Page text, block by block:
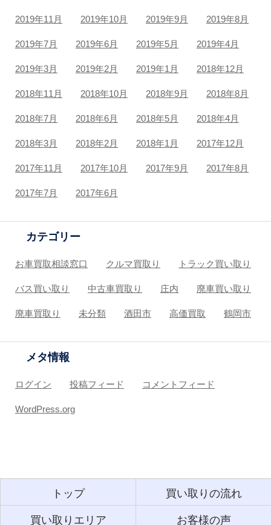
2019年11月 2019年10月 2019年9月 2019年8月
2019年7月 2019年6月 2019年5月 2019年4月
2019年3月 2019年2月 2019年1月 2018年12月
2018年11月 2018年10月 2018年9月 2018年8月
2018年7月 2018年6月 2018年5月 2018年4月
2018年3月 2018年2月 2018年1月 2017年12月
2017年11月 2017年10月 2017年9月 2017年8月
2017年7月 2017年6月
カテゴリー
お車買取相談窓口 クルマ買取り トラック買い取り
バス買い取り 中古車買取り 庄内 廃車買い取り
廃車買取り 未分類 酒田市 高価買取 鶴岡市
メタ情報
ログイン 投稿フィード コメントフィード
WordPress.org
トップ 買い取りの流れ
買い取りエリア お客様の声